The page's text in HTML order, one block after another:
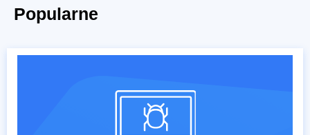
Popularne